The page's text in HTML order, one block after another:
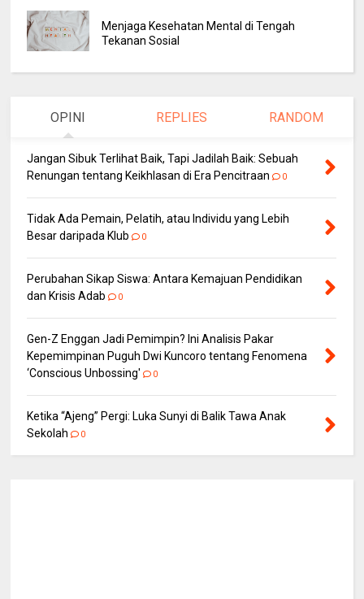
Menjaga Kesehatan Mental di Tengah
Tekanan Sosial
OPINI REPLIES RANDOM
Jangan Sibuk Terlihat Baik, Tapi Jadilah Baik: Sebuah
Renungan tentang Keikhlasan di Era Pencitraan
0
Tidak Ada Pemain, Pelatih, atau Individu yang Lebih
Besar daripada Klub
0
Perubahan Sikap Siswa: Antara Kemajuan Pendidikan
dan Krisis Adab
0
Gen-Z Enggan Jadi Pemimpin? Ini Analisis Pakar
Kepemimpinan Puguh Dwi Kuncoro tentang Fenomena
‘Conscious Unbossing'
0
Ketika “Ajeng” Pergi: Luka Sunyi di Balik Tawa Anak
Sekolah
0